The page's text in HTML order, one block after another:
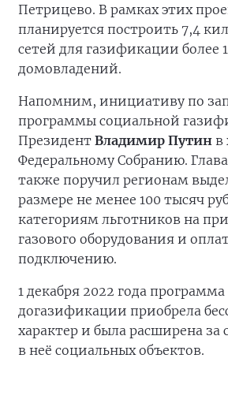
Петрицево. В рамках этих
планируется построить 7,4
сетей для газификации более
домовладений.
Напомним, инициативу по
программы социальной
Президент Владимир Путин в
Федеральному Собранию. Глава
также поручил регионам
размере не менее 100 тысяч
категориям льготников на
газового оборудования и
подключению.
1 декабря 2022 года
догазификации приобрела
характер и была расширена за
в неё социальных объектов.